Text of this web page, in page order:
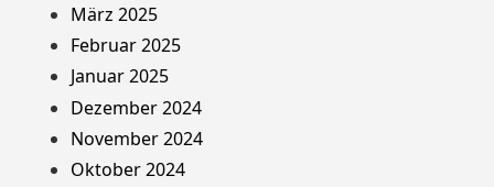
März 2025
Februar 2025
Januar 2025
Dezember 2024
November 2024
Oktober 2024